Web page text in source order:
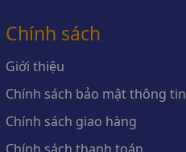
Chính sách
Giới thiệu
Chính sách bảo mật thông tin
Chính sách giao hàng